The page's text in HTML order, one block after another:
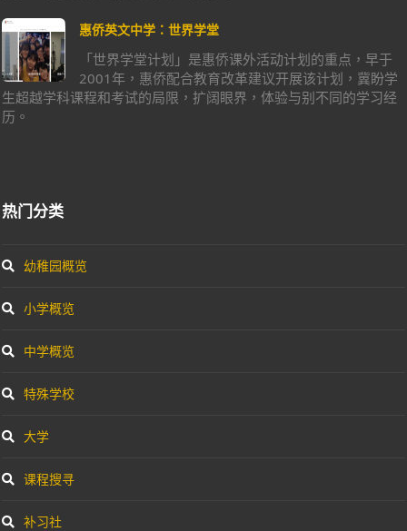
惠侨英文中学：世界学堂
「世界学堂计划」是惠侨课外活动计划的重点，早于
2001年，惠侨配合教育改革建议开展该计划，冀盼学
生超越学科课程和考试的局限，扩阔眼界，体验与别不同的学习经
历。
热门分类
幼稚园概览
小学概览
中学概览
特殊学校
大学
课程搜寻
补习社